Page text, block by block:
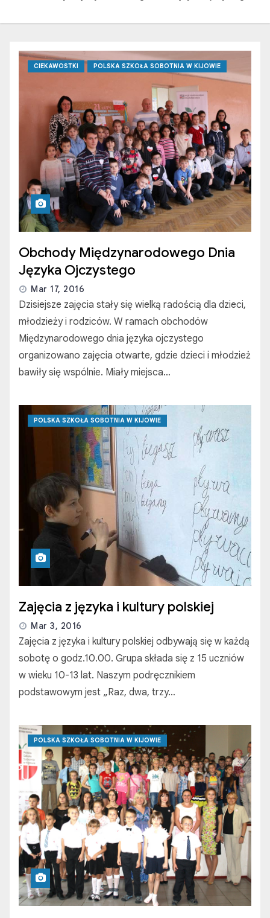
CIEKAWOSTKI POLSKA SZKOŁA SOBOTNIA W KIJOWIE
Obchody Międzynarodowego Dnia
Języka Ojczystego
Mar 17, 2016
Dzisiejsze zajęcia stały się wielką radością dla dzieci,
młodzieży i rodziców. W ramach obchodów
Międzynarodowego dnia języka ojczystego
organizowano zajęcia otwarte, gdzie dzieci i młodzież
bawiły się wspólnie. Miały miejsca…
POLSKA SZKOŁA SOBOTNIA W KIJOWIE
Zajęcia z języka i kultury polskiej
Mar 3, 2016
Zajęcia z języka i kultury polskiej odbywają się w każdą
sobotę o godz.10.00. Grupa składa się z 15 uczniów
w wieku 10-13 lat. Naszym podręcznikiem
podstawowym jest „Raz, dwa, trzy…
POLSKA SZKOŁA SOBOTNIA W KIJOWIE